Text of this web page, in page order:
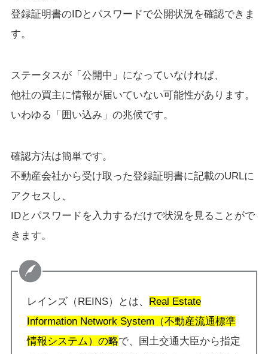
登録証明書のIDとパスワードで公開状況を確認できま
す。
ステータスが「公開中」になっていなければ、
他社の買主に情報が届いていない可能性があります。
いわゆる「囲い込み」の兆候です。
確認方法は簡単です。
不動産会社から受け取った登録証明書に記載のURLに
アクセスし、
IDとパスワードを入力するだけで状況を見ることがで
きます。
レインズ（REINS）とは、 Real Estate
Information Network System（不動産流通標準
情報システム）の略で、国土交通大臣から指定